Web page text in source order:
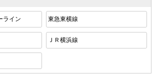
ライン 東急東横線
ＪＲ横浜線